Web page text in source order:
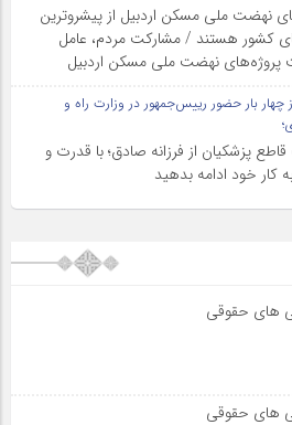
نهضت ملی مسکن اردبیل از پیشروترین
کشور هستند / مشارکت مردم، عامل
پروژه‌های نهضت ملی مسکن اردبیل
چهار بار حضور رییس‌جمهور در وزارت راه و
پزشکیان از فرزانه صادق؛ با قدرت و
کار خود ادامه بدهید
های حقوقی
های حقوقی